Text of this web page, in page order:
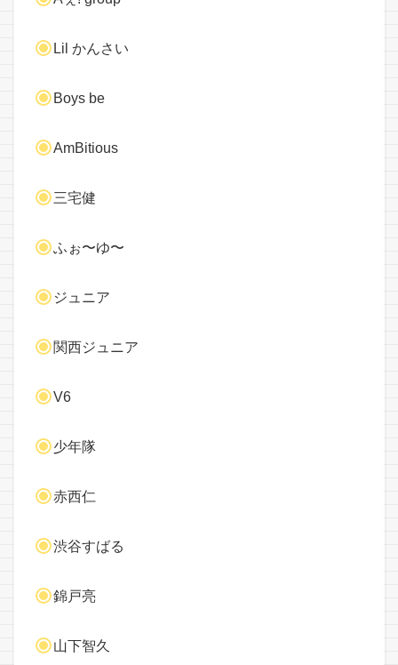
Lil かんさい
Boys be
AmBitious
三宅健
ふぉ〜ゆ〜
ジュニア
関西ジュニア
V6
少年隊
赤西仁
渋谷すばる
錦戸亮
山下智久